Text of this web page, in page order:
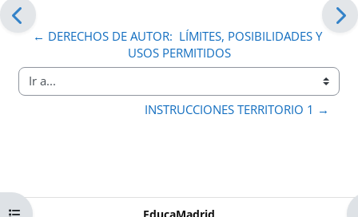
Abrir índice del curso
← DERECHOS DE AUTOR:  LÍMITES, POSIBILIDADES Y
USOS PERMITIDOS
Ir a...
INSTRUCCIONES TERRITORIO 1 →
EducaMadrid